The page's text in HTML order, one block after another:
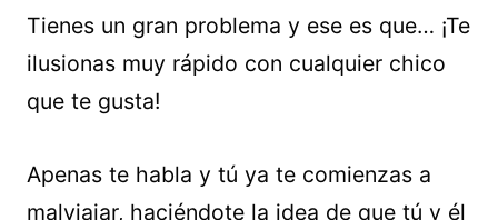
Tienes un gran problema y ese es que… ¡Te
ilusionas muy rápido con cualquier chico
que te gusta!
Apenas te habla y tú ya te comienzas a
malviajar, haciéndote la idea de que tú y él